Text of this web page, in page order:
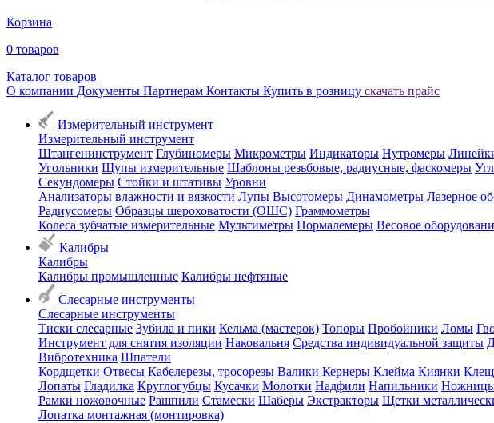
Корзина
0 товаров
Каталог товаров
О компании Документы Партнерам Контакты Купить в розницу скачать прайс
Измерительный инструмент
Измерительный инструмент
Штангенинструмент Глубиномеры Микрометры Индикаторы Нутромеры
Угольники Щупы измерительные Шаблоны резьбовые, радиусные, фаскомеры
Секундомеры Стойки и штативы Уровни
Анализаторы влажности и вязкости Лупы Высотомеры Динамометры Лазерное
Радиусомеры Образцы шероховатости (ОШС) Граммометры
Колеса зубчатые измерительные Мультиметры Нормалемеры Весовое
Калибры
Калибры
Калибры промышленные Калибры нефтяные
Слесарные инструменты
Слесарные инструменты
Тиски слесарные Зубила и пики Кельма (мастерок) Топоры Пробойники Ломы
Инструмент для снятия изоляции Наковальня Средства индивидуальной защиты
Вибротехника Шпатели
Кордщетки Отвесы Кабелерезы, тросорезы Валики Кернеры Клейма Киянки
Лопаты Гладилка Круглогубцы Кусачки Молотки Надфили Напильники
Рамки ножовочные Рашпили Стамески Шаберы Экстракторы Щетки
Лопатка монтажная (монтировка)